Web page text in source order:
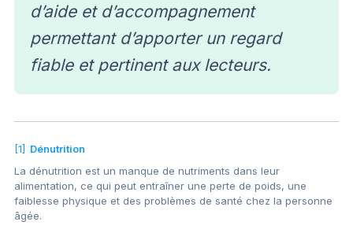
d’aide et d’accompagnement
permettant d’apporter un regard
fiable et pertinent aux lecteurs.
[1] Dénutrition
La dénutrition est un manque de nutriments dans leur
alimentation, ce qui peut entraîner une perte de poids, une
faiblesse physique et des problèmes de santé chez la personne
âgée.